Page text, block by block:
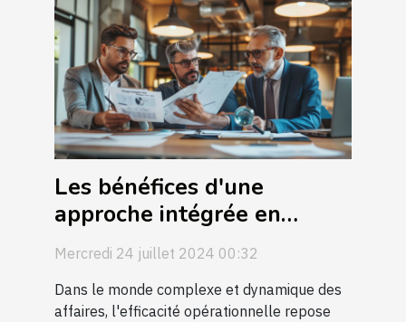
Les bénéfices d'une
approche intégrée en
comptabilité, audit et
services juridiques
Mercredi 24 juillet 2024 00:32
Dans le monde complexe et dynamique des
affaires, l'efficacité opérationnelle repose